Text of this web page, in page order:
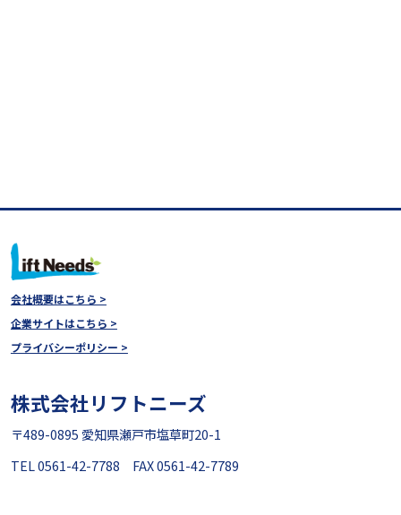
会社概要はこちら >
企業サイトはこちら >
プライバシーポリシー >
株式会社リフトニーズ
〒489-0895 愛知県瀬戸市塩草町20-1
TEL 0561-42-7788 FAX 0561-42-7789